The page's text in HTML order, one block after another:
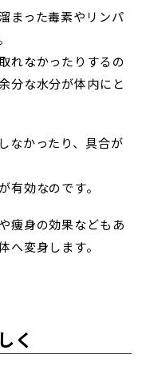
まった毒素やリンパ
れなかったりするの
分な水分が体内にと
なかったり、具合が
有効なのです。
痩身の効果などもあ
へ変身します。
く